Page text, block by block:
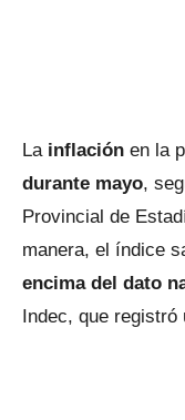
La inflación en la
durante mayo,
Provincial de
manera, el índice
encima del dato
Indec, que registró